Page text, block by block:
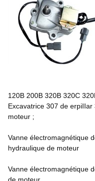
120B 200B 320B 320C
Excavatrice 307 de
moteur ;
Vanne électromagnétique
hydraulique de moteur
Vanne électromagnétique